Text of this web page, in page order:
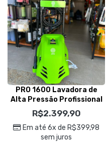
PRO 1600 Lavadora de
Alta Pressão Profissional
220v – IPC Brasil
R$2.399,90
Em até 6x de R$399,98
sem juros